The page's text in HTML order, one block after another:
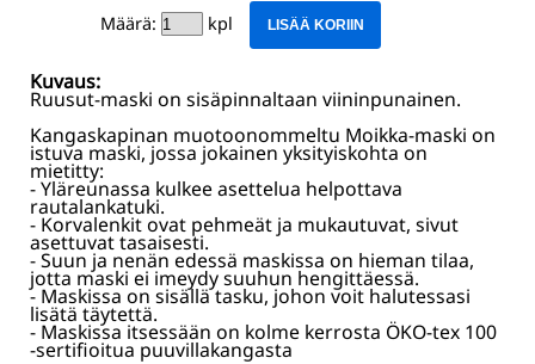
Määrä: kpl LISÄÄ KORIIN
Kuvaus:
Ruusut-maski on sisäpinnaltaan viininpunainen.
Kangaskapinan muotoonommeltu Moikka-maski on
istuva maski, jossa jokainen yksityiskohta on
mietitty:
- Yläreunassa kulkee asettelua helpottava
rautalankatuki.
- Korvalenkit ovat pehmeät ja mukautuvat, sivut
asettuvat tasaisesti.
- Suun ja nenän edessä maskissa on hieman tilaa,
jotta maski ei imeydy suuhun hengittäessä.
- Maskissa on sisällä tasku, johon voit halutessasi
lisätä täytettä.
- Maskissa itsessään on kolme kerrosta ÖKO-tex 100
-sertifioitua puuvillakangasta